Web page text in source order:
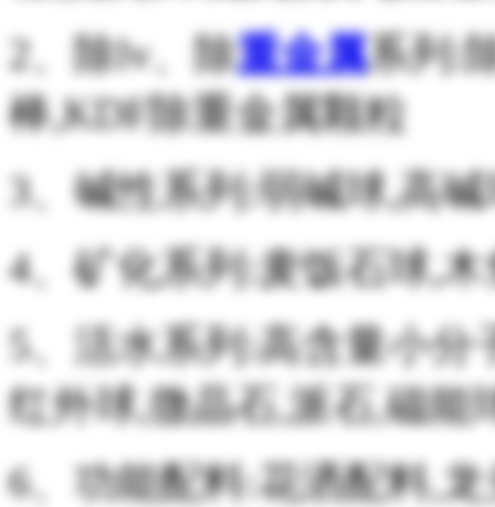
2、除lv、除重金属系列:
棒,KDF除重金属颗粒
3、碱性系列:弱碱球,高
4、矿化系列:麦饭石球,
5、活水系列:高含量小
红外球,微晶石,派石,磁能
6、功能配料:花洒配料,